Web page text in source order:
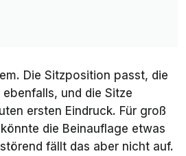
Die Sitzposition passt, die
und die Sitze
ersten Eindruck. Für groß
die Beinauflage etwas
fällt das aber nicht auf.